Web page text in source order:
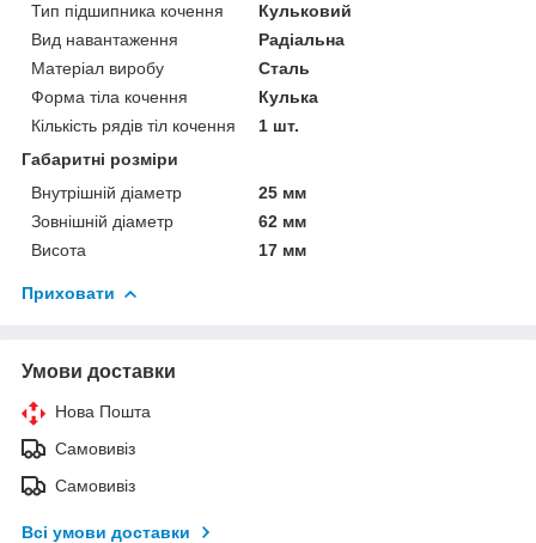
Тип підшипника кочення
Кульковий
Вид навантаження
Радіальна
Матеріал виробу
Сталь
Форма тіла кочення
Кулька
Кількість рядів тіл кочення
1 шт.
Габаритні розміри
Внутрішній діаметр
25 мм
Зовнішній діаметр
62 мм
Висота
17 мм
Приховати
Умови доставки
Нова Пошта
Самовивіз
Самовивіз
Всі умови доставки